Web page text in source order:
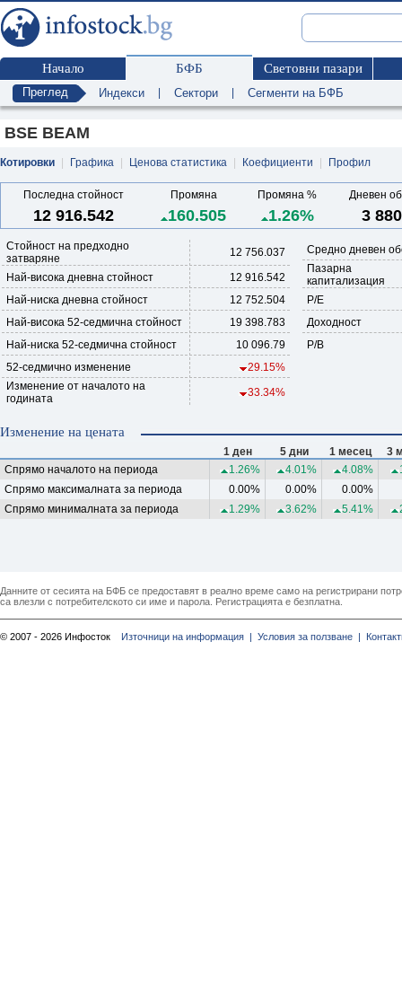
Начало БФБ Световни пазари
Преглед Индекси Сектори Сегменти на БФБ
BSE BEAM
Котировки Графика Ценова статистика Коефициенти Профил
Последна стойност Промяна Промяна % Дневен
12 916.542 160.505 1.26% 3 880
Стойност на предходно
затваряне
12 756.037
Най-висока дневна стойност
12 916.542
Най-ниска дневна стойност
12 752.504
Най-висока 52-седмична стойност
19 398.783
Най-ниска 52-седмична стойност
10 096.79
52-седмично изменение
29.15%
Изменение от началото на
годината
33.34%
Средно дневен
Пазарна
капитализация
P/E
Доходност
P/B
Изменение на цената
1 ден 5 дни 1 месец
3
Спрямо началото на периода
1.26% 4.01% 4.08%
Спрямо максималната за периода
0.00% 0.00%
0.00%
Спрямо минималната за периода
1.29% 3.62% 5.41%
Данните от сесията на БФБ се предоставят в реално време само на регистрирани
са влезли с потребителското си име и парола. Регистрацията е безплатна.
© 2007 - 2026 Инфосток Източници на информация | Условия за ползване |